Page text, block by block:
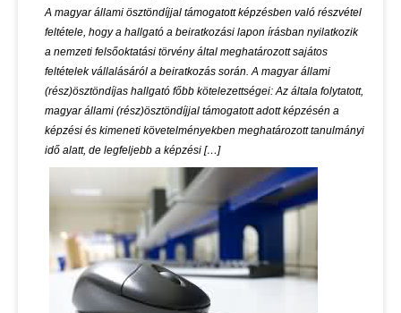
A magyar állami ösztöndíjjal támogatott képzésben való részvétel
feltétele, hogy a hallgató a beiratkozási lapon írásban nyilatkozik
a nemzeti felsőoktatási törvény által meghatározott sajátos
feltételek vállalásáról a beiratkozás során. A magyar állami
(rész)ösztöndíjas hallgató főbb kötelezettségei: Az általa folytatott,
magyar állami (rész)ösztöndíjjal támogatott adott képzésén a
képzési és kimeneti követelményekben meghatározott tanulmányi
idő alatt, de legfeljebb a képzési […]